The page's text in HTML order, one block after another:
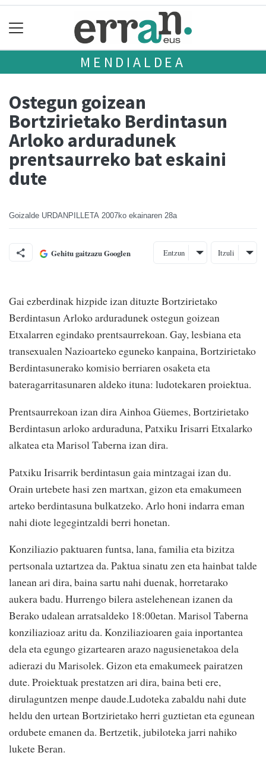
MENDIALDEA
Ostegun goizean
Bortzirietako Berdintasun
Arloko arduradunek
prentsaurreko bat eskaini
dute
Goizalde URDANPILLETA 2007ko ekainaren 28a
Gehitu gaitzazu Googlen Entzun Itzuli
Gai ezberdinak hizpide izan dituzte Bortzirietako
Berdintasun Arloko arduradunek ostegun goizean
Etxalarren egindako prentsaurrekoan. Gay, lesbiana eta
transexualen Nazioarteko eguneko kanpaina, Bortzirietako
Berdintasunerako komisio berriaren osaketa eta
bateragarritasunaren aldeko ituna: ludotekaren proiektua.
Prentsaurrekoan izan dira Ainhoa Güemes, Bortzirietako
Berdintasun arloko arduraduna, Patxiku Irisarri Etxalarko
alkatea eta Marisol Taberna izan dira.
Patxiku Irisarrik berdintasun gaia mintzagai izan du.
Orain urtebete hasi zen martxan, gizon eta emakumeen
arteko berdintasuna bulkatzeko. Arlo honi indarra eman
nahi diote legegintzaldi berri honetan.
Konziliazio paktuaren funtsa, lana, familia eta bizitza
pertsonala uztartzea da. Paktua sinatu zen eta hainbat talde
lanean ari dira, baina sartu nahi duenak, horretarako
aukera badu. Hurrengo bilera astelehenean izanen da
Berako udalean arratsaldeko 18:00etan. Marisol Taberna
konziliazioaz aritu da. Konziliazioaren gaia inportantea
dela eta egungo gizartearen arazo nagusienetakoa dela
adierazi du Marisolek. Gizon eta emakumeek pairatzen
dute. Proiektuak prestatzen ari dira, baina beti ere,
dirulaguntzen menpe daude.Ludoteka zabaldu nahi dute
heldu den urtean Bortzirietako herri guztietan eta egunean
ordubete emanen da. Bertzetik, jubiloteka jarri nahiko
lukete Beran.